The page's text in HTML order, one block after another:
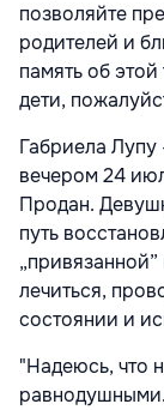
позволяйте
родителей и
память об
дети,
Габриела Лупу
вечером 24
Продан.
путь
лечиться,
состоянии и
"Надеюсь, что